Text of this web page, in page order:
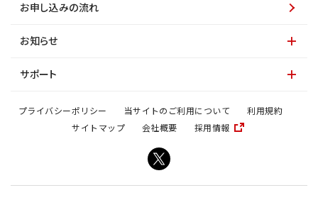
お申し込みの流れ
お知らせ
サポート
プライバシーポリシー 当サイトのご利用について
利用規約
サイトマップ
会社概要 採用情報